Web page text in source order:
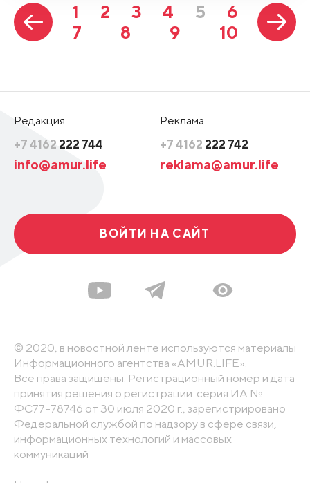
1 2 3 4 5
6
7
8 9 10
Редакция
+7 4162 222 744
info@amur.life
Реклама
+7 4162 222 742
reklama@amur.life
ВОЙТИ НА САЙТ
© 2020, в новостной ленте используются материалы
Информационного агентства «AMUR.LIFE».
Все права защищены. Регистрационный номер и дата
принятия решения о регистрации: серия ИА №
ФС77-78746 от 30 июля 2020 г., зарегистрировано
Федеральной службой по надзору в сфере связи,
информационных технологий и массовых
коммуникаций